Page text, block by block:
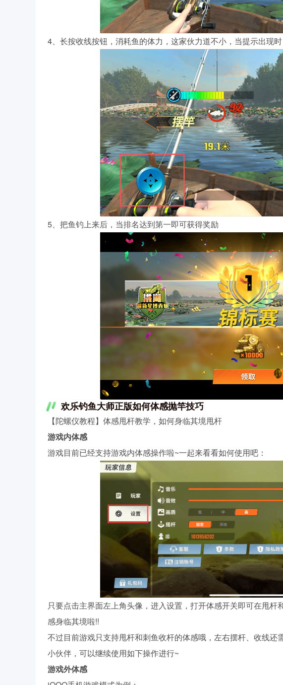
4、长按收线按钮，消耗鱼的体力，这家伙力道不小，当提示出现
5、把鱼钓上来后，当排名达到第一即可获得奖励
欢乐钓鱼大师正版如何体感抛竿技巧
【陀螺仪教程】体感甩杆教学，如何身临其境甩杆
游戏内体感
游戏目前已经支持游戏内体感操作啦~一起来看看如何使用吧：
只要点击主界面左上角头像，进入设置，打开体感开关即可在甩
感身临其境啦!!
不过目前游戏只支持甩杆和刺鱼收杆的体感哦，左右摆杆、收线
小伙伴，可以继续使用如下操作进行~
游戏外体感